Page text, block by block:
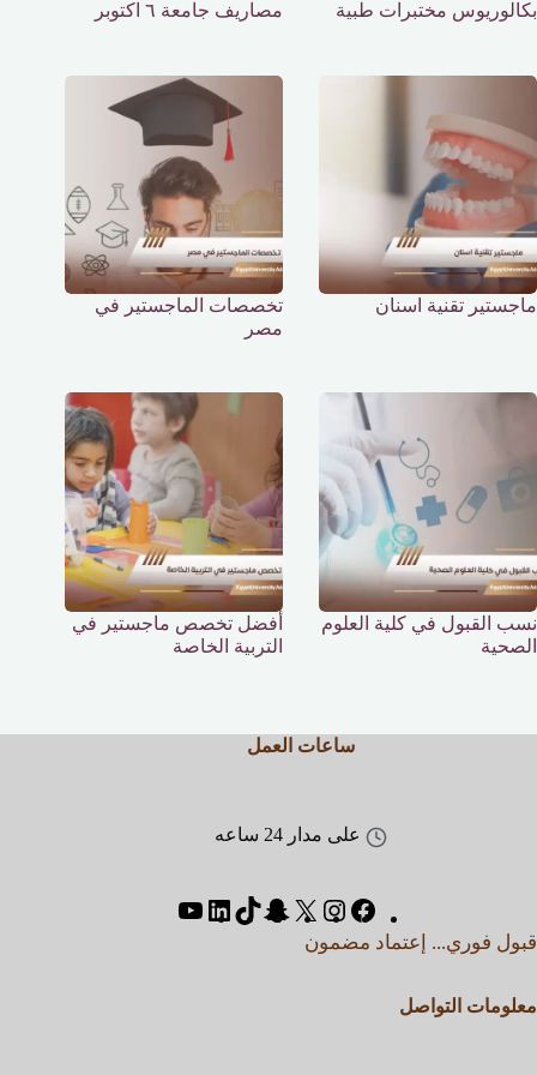
بكالوريوس مختبرات طبية مصاريف جامعة ٦ اكتوبر
ماجستير تقنية اسنان
تخصصات الماجستير في
مصر
نسب القبول في كلية العلوم
الصحية
أفضل تخصص ماجستير في
التربية الخاصة
ساعات العمل
على مدار 24 ساعه
قبول فوري... إعتماد مضمون
معلومات التواصل